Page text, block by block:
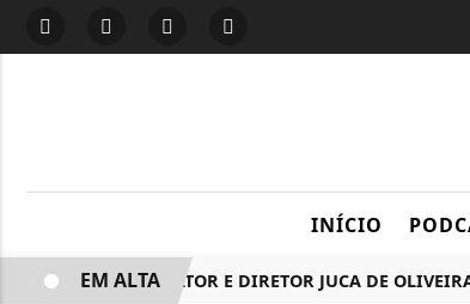
INÍCIO
MORRE O ATOR E DIRETOR JUCA DE OLIVEIRA
EM ALTA